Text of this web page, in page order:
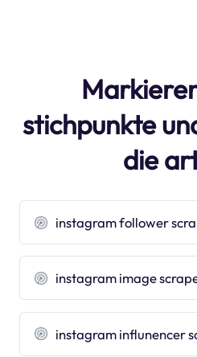
stichpunkte
die
instagram follower
instagram image
instagram influnencer